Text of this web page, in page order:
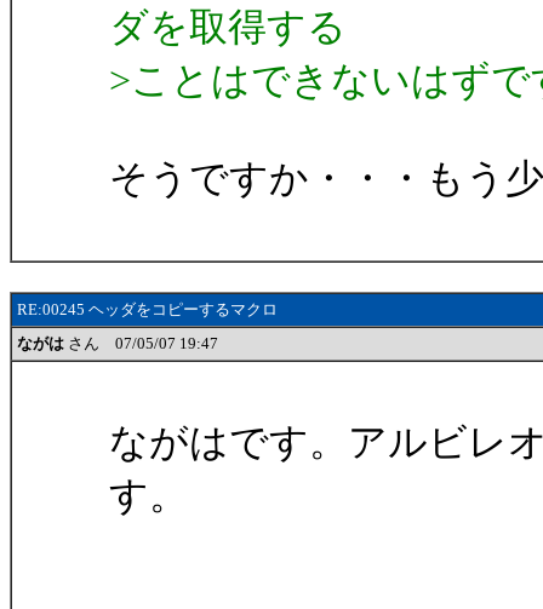
ダを取得する
>ことはできないはずで
そうですか・・・もう
RE:00245 ヘッダをコピーするマクロ
ながは さん 07/05/07 19:47
ながはです。アルビレ
す。